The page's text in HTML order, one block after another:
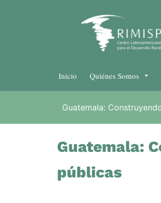
Inicio Quiénes Somos
Guatemala:
Guatemala:
públicas